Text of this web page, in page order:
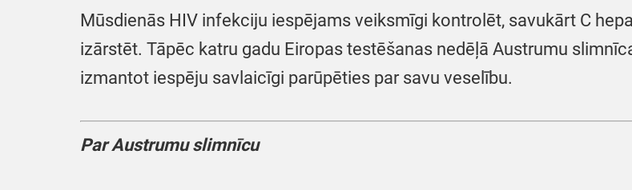
Mūsdienās HIV infekciju iespējams veiksmīgi kontrolēt, savukārt C
izārstēt. Tāpēc katru gadu Eiropas testēšanas nedēļā Austrumu
izmantot iespēju savlaicīgi parūpēties par savu veselību.
Par Austrumu slimnīcu